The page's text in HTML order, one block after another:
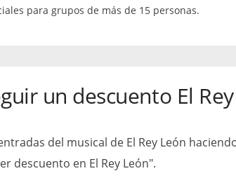
para grupos de más de 15 personas.
un descuento El
del musical de El Rey León
descuento en El Rey León".